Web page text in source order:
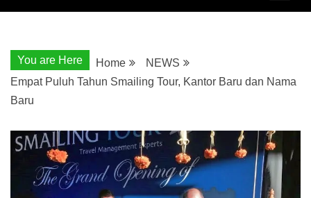
You are Here Home
NEWS
Empat Puluh Tahun Smailing Tour, Kantor Baru dan Nama
Baru